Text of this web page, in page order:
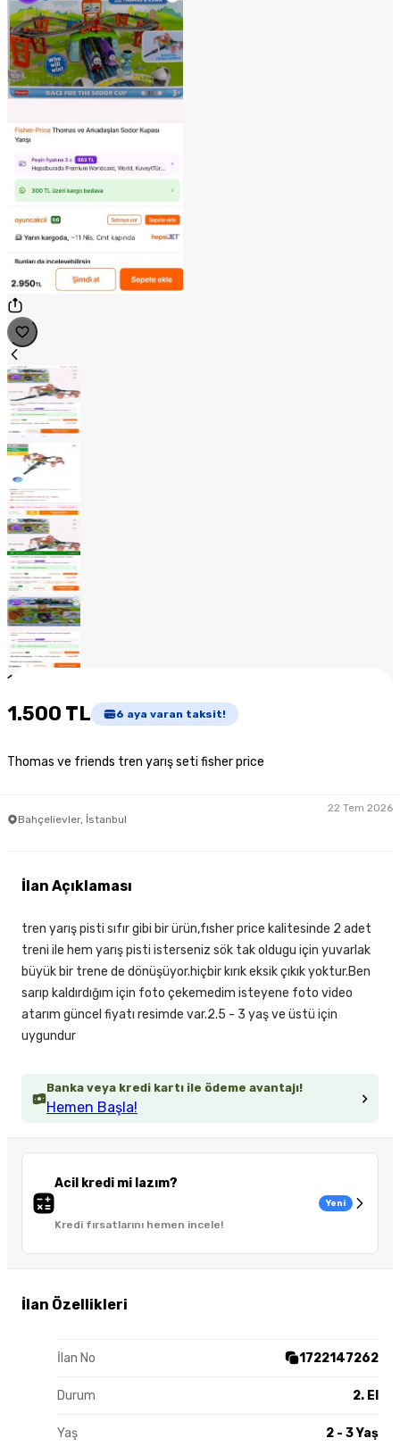
1
1.500 TL 6 aya varan taksit!
Thomas ve friends tren yarış seti fisher price
Bahçelievler, İstanbul
22 Tem 2026
Banka veya kredi kartı ile ödeme avantajı!
Hemen Başla!
Acil kredi mi lazım?
Kredi fırsatlarını hemen incele!
Yeni
İlan Özellikleri
İlan No 1722147262
Durum 2. El
Yaş 2 - 3 Yaş
İlan Açıklaması
tren yarış pisti sıfır gibi bir ürün,fısher price kalitesinde 2 adet
treni ile hem yarış pisti isterseniz sök tak oldugu için yuvarlak
büyük bir trene de dönüşüyor.hiçbir kırık eksik çıkık yoktur.Ben
sarıp kaldırdığım için foto çekemedim isteyene foto video
atarım güncel fiyatı resimde var.2.5 - 3 yaş ve üstü için
uygundur